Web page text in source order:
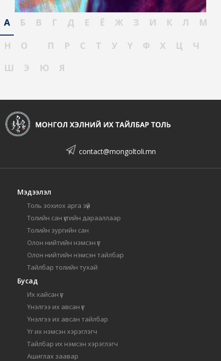
А Б В Г Д Е Ё Ж З И К Л
М
Н
О П Р С Т У Ү Ф Х Ц
Ч
Ш
Э Ю Я
contact@mongoltoli.mn
Мэдээлэл
Толь зохиох арга зүй
Толийн сан үсгийн дарааллаар
Толийн зургийн сан
Олон нийтийн нэмсэн үг
Олон нийтийн нэмсэн тайлбар
Тайлбар толийн тухай
Бусад
Их хайсан үг
Үнэлгээ их авсан үг
Үнэлгээ их авсан тайлбар
Үг их нэмсэн хэрэглэгч
Тайлбар их нэмсэн хэрэглэгч
Ашиглах заавар